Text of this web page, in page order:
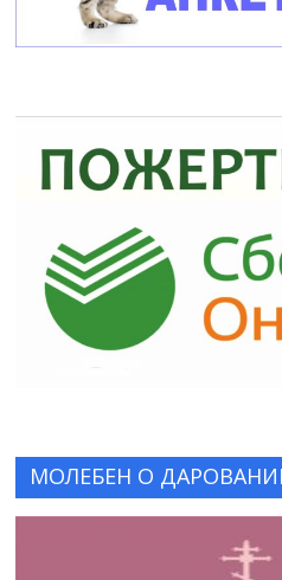
МОЛЕБЕН О